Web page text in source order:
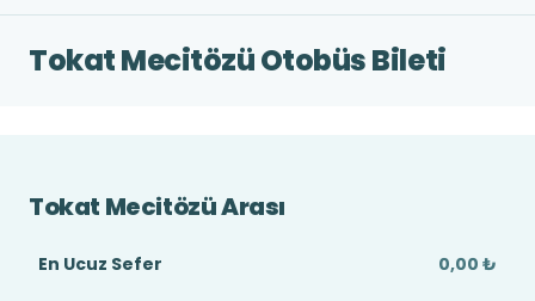
Tokat Mecitözü Otobüs Bileti
Tokat Mecitözü Arası
En Ucuz Sefer
0,00 ₺